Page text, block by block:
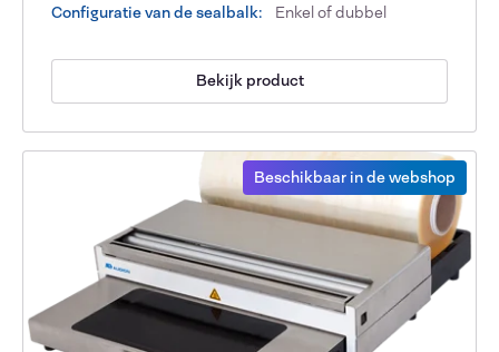
Configuratie van de sealbalk:
Enkel of dubbel
Bekijk product
Beschikbaar in de webshop